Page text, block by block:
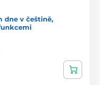
dne v češtině,